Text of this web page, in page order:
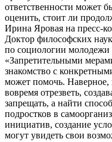
ответственности может
оценить, стоит ли
Ирина Яровая на пресс-
Доктор философских
по социологии
«Запретительными
знакомство с
может помочь. Наверное,
вовремя отрезветь,
запрещать, а найти
подростков в
инициатив, создание
могут увидеть свои